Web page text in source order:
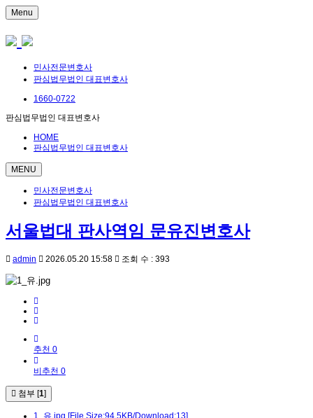
Menu
민사전문변호사
판심법무법인 대표변호사
1660-0722
판심법무법인 대표변호사
HOME
판심법무법인 대표변호사
MENU
민사전문변호사
판심법무법인 대표변호사
서울법대 판사역임 문유진변호사
admin 2026.05.20 15:58 조회 수 : 393
추천 0
비추천 0
첨부 [1]